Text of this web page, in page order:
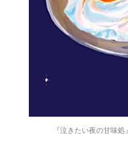
『泣きたい夜の甘味